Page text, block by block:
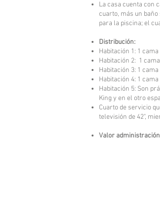
La casa cuenta con
cuarto, más un
para la piscina; el
Distribución:
Habitación 1: 1
Habitación 2: 1
Habitación 3: 1 cama
Habitación 4: 1
Habitación 5: Son
King y en el otro
Cuarto de servicio
televisión de 42",
Valor